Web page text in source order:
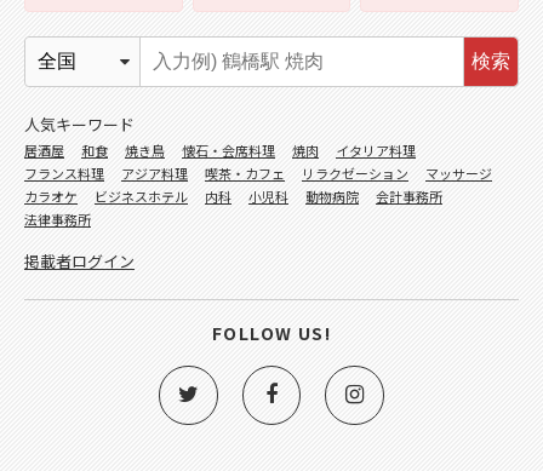
検索
人気キーワード
居酒屋 和食 焼き鳥 懐石・会席料理 焼肉
イタリア料理
フランス料理
アジア料理 喫茶・カフェ リラクゼーション
マッサージ
カラオケ
ビジネスホテル 内科 小児科 動物病院
会計事務所
法律事務所
掲載者ログイン
FOLLOW US!